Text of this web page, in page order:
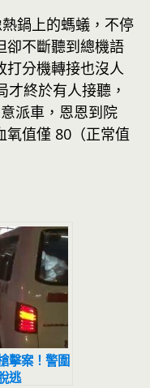
鍋上的螞蟻，不停
卻不斷聽到總機語
打分機轉接也沒人
終於有人接聽，
派車，恩恩到院
氧值僅 80（正常值
擊案！警圍
逃